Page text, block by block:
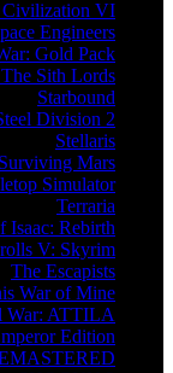
Civilization VI
Engineers
Gold Pack
Sith Lords
Starbound
Division 2
Stellaris
Surviving Mars
Simulator
Terraria
Isaac: Rebirth
V: Skyrim
The Escapists
War of Mine
War: ATTILA
Edition